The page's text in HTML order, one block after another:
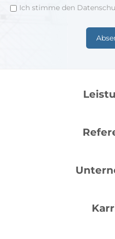
Ich stimme den